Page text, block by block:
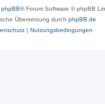
phpBB® Forum Software © phpBB
Übersetzung durch phpBB.de
| Nutzungsbedingungen